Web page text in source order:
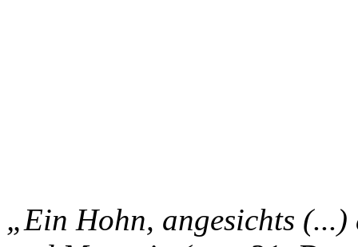
„Ein Hohn, angesichts